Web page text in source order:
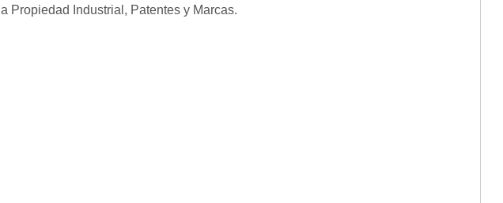
Propiedad Industrial, Patentes y Marcas.